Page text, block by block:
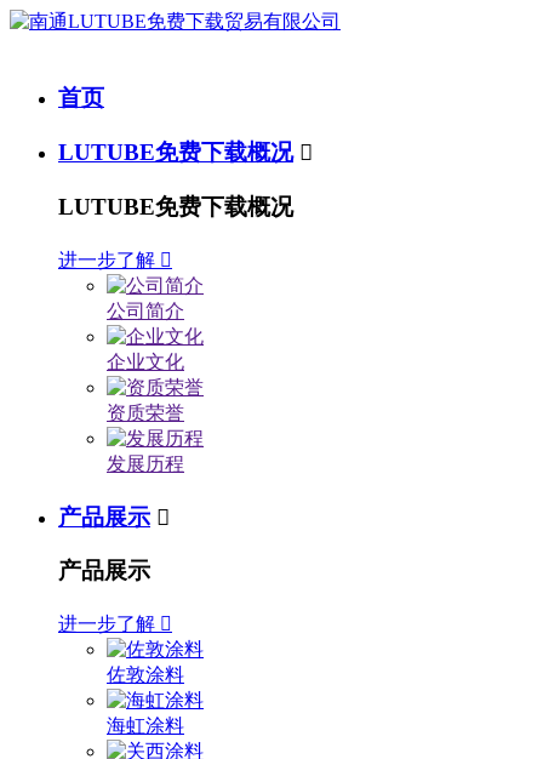
首页
LUTUBE免费下载概况 
LUTUBE免费下载概况
进一步了解 
公司简介
企业文化
资质荣誉
发展历程
产品展示 
产品展示
进一步了解 
佐敦涂料
海虹涂料